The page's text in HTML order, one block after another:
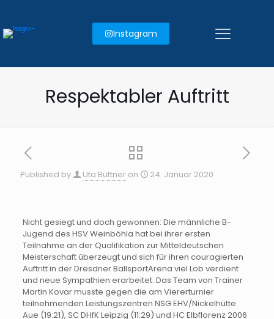
Instagram
Respektabler Auftritt
Published by Uta Büttner on 24. Januar 2020
Nicht gesiegt und doch gewonnen: Die männliche B-
Jugend des HSV Weinböhla hat bei ihrer ersten
Teilnahme an der Qualifikation zur Mitteldeutschen
Meisterschaft überzeugt und sich für ihren couragierten
Auftritt in der Dresdner BallsportArena viel Lob verdient
und neue Sympathien erarbeitet. Das Team von Trainer
Martin Kovar musste gegen die am Viererturnier
teilnehmenden Leistungszentren NSG EHV/Nickelhütte
Aue (19:21), SC DHfK Leipzig (11:29) und HC Elbflorenz 2006